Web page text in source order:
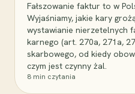
Fałszowanie faktur to w
Wyjaśniamy, jakie kary
wystawianie nierzetelnych
karnego (art. 270a, 271a,
skarbowego, od kiedy
czym jest czynny żal.
8 min czytania